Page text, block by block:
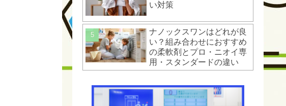
い対策
ナノックスワンはどれが良
い？組み合わせにおすすめ
の柔軟剤とプロ・ニオイ専
用・スタンダードの違い